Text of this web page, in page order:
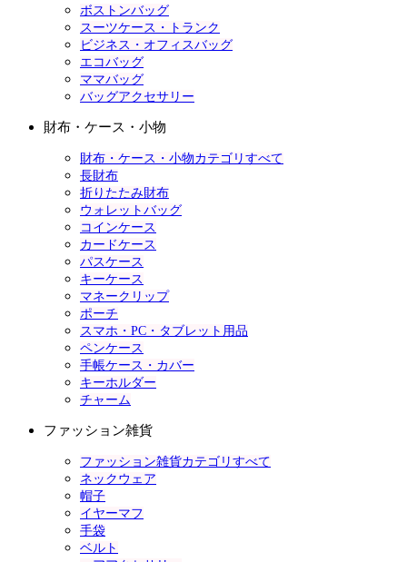
ボストンバッグ
スーツケース・トランク
ビジネス・オフィスバッグ
エコバッグ
ママバッグ
バッグアクセサリー
財布・ケース・小物
財布・ケース・小物カテゴリすべて
長財布
折りたたみ財布
ウォレットバッグ
コインケース
カードケース
パスケース
キーケース
マネークリップ
ポーチ
スマホ・PC・タブレット用品
ペンケース
手帳ケース・カバー
キーホルダー
チャーム
ファッション雑貨
ファッション雑貨カテゴリすべて
ネックウェア
帽子
イヤーマフ
手袋
ベルト